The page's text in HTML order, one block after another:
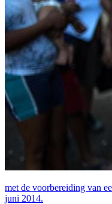
met de voorbereiding van
juni 2014.